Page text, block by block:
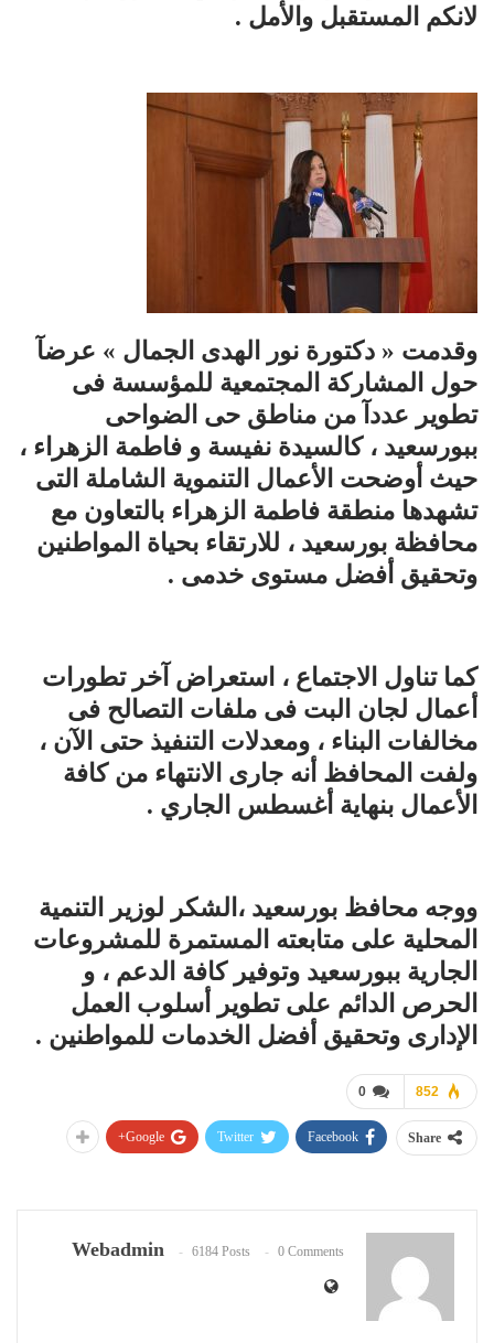
لانكم المستقبل والأمل .
وقدمت « دكتورة نور الهدى الجمال » عرضآ
حول المشاركة المجتمعية للمؤسسة فى
تطوير عددآ من مناطق حى الضواحى
ببورسعيد ، كالسيدة نفيسة و فاطمة الزهراء ،
حيث أوضحت الأعمال التنموية الشاملة التى
تشهدها منطقة فاطمة الزهراء بالتعاون مع
محافظة بورسعيد ، للارتقاء بحياة المواطنين
وتحقيق أفضل مستوى خدمى .
كما تناول الاجتماع ، استعراض آخر تطورات
أعمال لجان البت فى ملفات التصالح فى
مخالفات البناء ، ومعدلات التنفيذ حتى الآن ،
ولفت المحافظ أنه جارى الانتهاء من كافة
الأعمال بنهاية أغسطس الجاري .
ووجه محافظ بورسعيد ،الشكر لوزير التنمية
المحلية على متابعته المستمرة للمشروعات
الجارية ببورسعيد وتوفير كافة الدعم ، و
الحرص الدائم على تطوير أسلوب العمل
الإدارى وتحقيق أفضل الخدمات للمواطنين .
0 852
Share
Facebook
Twitter
Google+
Webadmin 6184 Posts 0 Comments